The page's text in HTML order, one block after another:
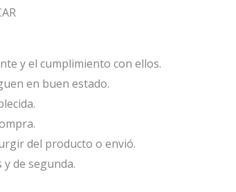
y el cumplimiento con ellos.
en buen estado.
del producto o envió.
de segunda.